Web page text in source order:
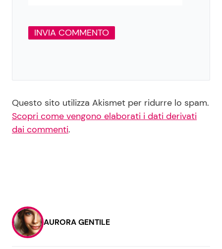
Questo sito utilizza Akismet per ridurre lo spam.
Scopri come vengono elaborati i dati derivati
dai commenti.
AURORA GENTILE